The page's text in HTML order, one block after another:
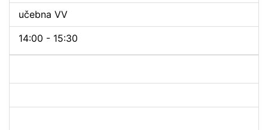
učebna VV
14:00 - 15:30